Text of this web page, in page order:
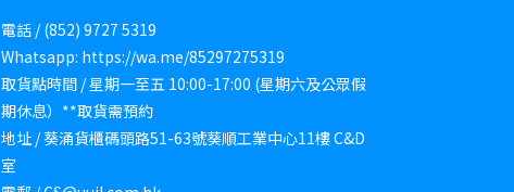
電話 / (852) 9727 5319
Whatsapp: https://wa.me/85297275319
取貨點時間 / 星期一至五 10:00-17:00 (星期六及公眾假
期休息）**取貨需預約
地址 / 葵涌貨櫃碼頭路51-63號葵順工業中心11樓 C&D
室